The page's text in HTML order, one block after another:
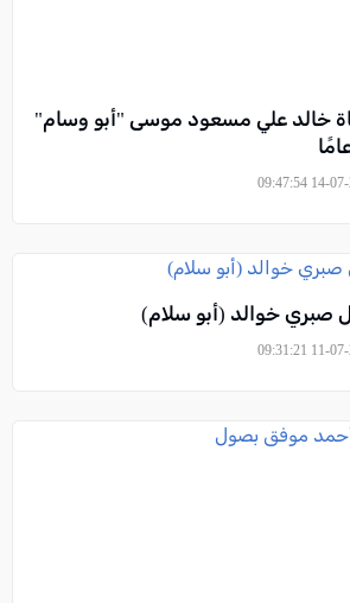
خالد علي مسعود موسى "أبو وسام"
صبري خوالد (أبو سلام)